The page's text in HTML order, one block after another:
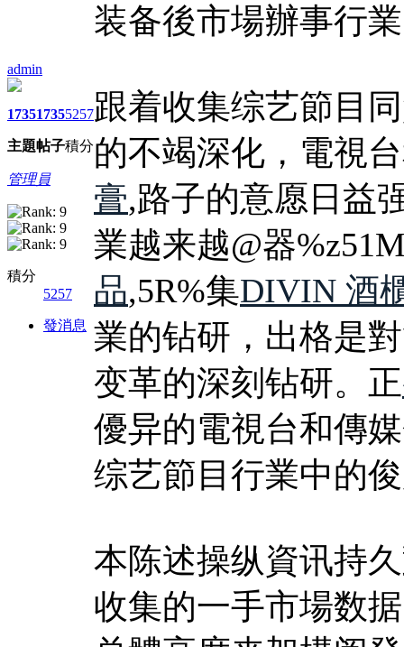
admin
1735
主題
1735
帖子
5257
積分
管理員
積分
5257
發消息
装备後市場辦事行
跟着收集综艺節目
的不竭深化，電視
膏,路子的意愿日益
業越来越@器
品,5R%集DIVIN 酒
業的钻研，出格是
变革的深刻钻研。正
優异的電視台和傳
综艺節目行業中的
本陈述操纵資讯持
收集的一手市場数